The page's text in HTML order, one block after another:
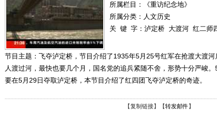
所属栏目：
《重访纪念地》
所属分类：人文历史
关 键 字： 泸定桥 大渡河 红二师
节目主题：飞夺泸定桥，节目介绍了1935年5月25号红军在抢渡大渡
人渡过河，最快也要几个月，国名党的追兵紧随不舍，形势十分严峻
要在5月29日夺取泸定桥，本节目介绍了红四团飞夺泸定桥的奇迹。
【复制链接】【转发邮件 】